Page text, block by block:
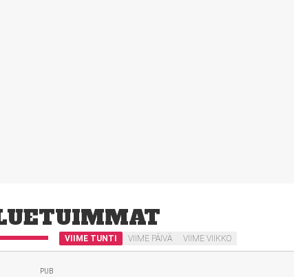
VIIME TUNTI VIIME PÄIVÄ VIIME VIIKKO